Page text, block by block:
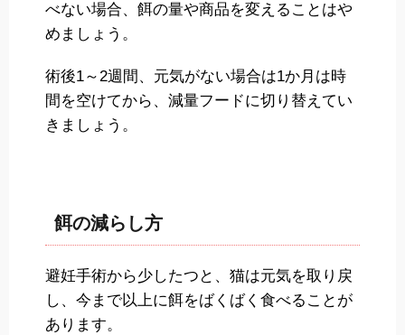
べない場合、餌の量や商品を変えることはや
めましょう。
術後1～2週間、元気がない場合は1か月は時
間を空けてから、減量フードに切り替えてい
きましょう。
餌の減らし方
避妊手術から少したつと、猫は元気を取り戻
し、今まで以上に餌をばくばく食べることが
あります。